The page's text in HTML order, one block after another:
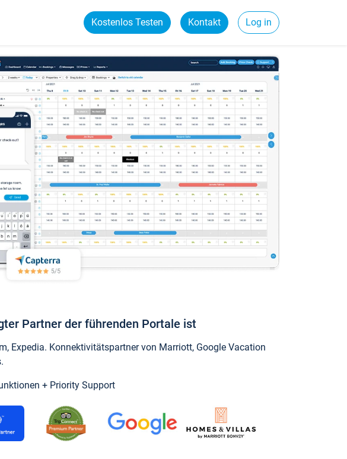
Kostenlos Testen Kontakt Log in
Partner der führenden Portale ist
Expedia. Konnektivitätspartner von Marriott, Google Vacation
+ Priority Support